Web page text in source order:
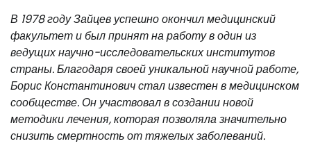
В 1978 году Зайцев успешно окончил медицинский
факультет и был принят на работу в один из
ведущих научно-исследовательских институтов
страны. Благодаря своей уникальной научной работе,
Борис Константинович стал известен в медицинском
сообществе. Он участвовал в создании новой
методики лечения, которая позволяла значительно
снизить смертность от тяжелых заболеваний.